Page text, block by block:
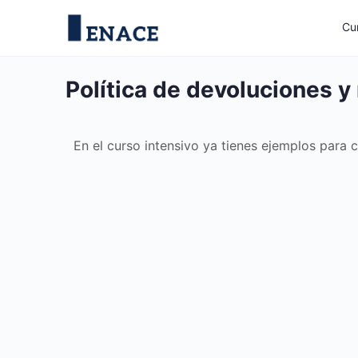
Política de devoluciones
En el curso intensivo ya tienes ejemplos